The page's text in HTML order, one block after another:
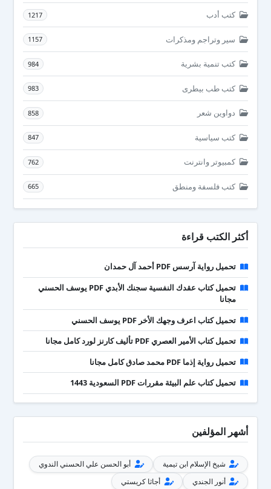
كتب أدب 1217
سير وتراجم ومذكرات 1157
كتب تنمية بشرية 984
كتب طب بيطرى 983
دواوين شعر 858
كتب سياسية 847
كمبيوتر وانترنت 762
كتب فلسفة ومنطق 665
أكثر الكتب قراءة
تحميل رواية آرسس PDF أحمد آل حمدان
تحميل كتاب عقدك النفسية سجنك الأبدي PDF يوسف الحسني
مجانا
تحميل كتاب اعرف وجهك الأخر PDF يوسف الحسني
تحميل كتاب الأمير العصري PDF تأليف كارنز لورد كامل مجانا
تحميل رواية إذما PDF محمد صادق كامل مجانا
تحميل كتاب علم البيئة مقررات PDF السعودية 1443
أشهر المؤلفين
شيخ الإسلام ابن تيمية
أبو الحسن علي الحسني الندوي
أنور الجندي
أجاثا كريستي